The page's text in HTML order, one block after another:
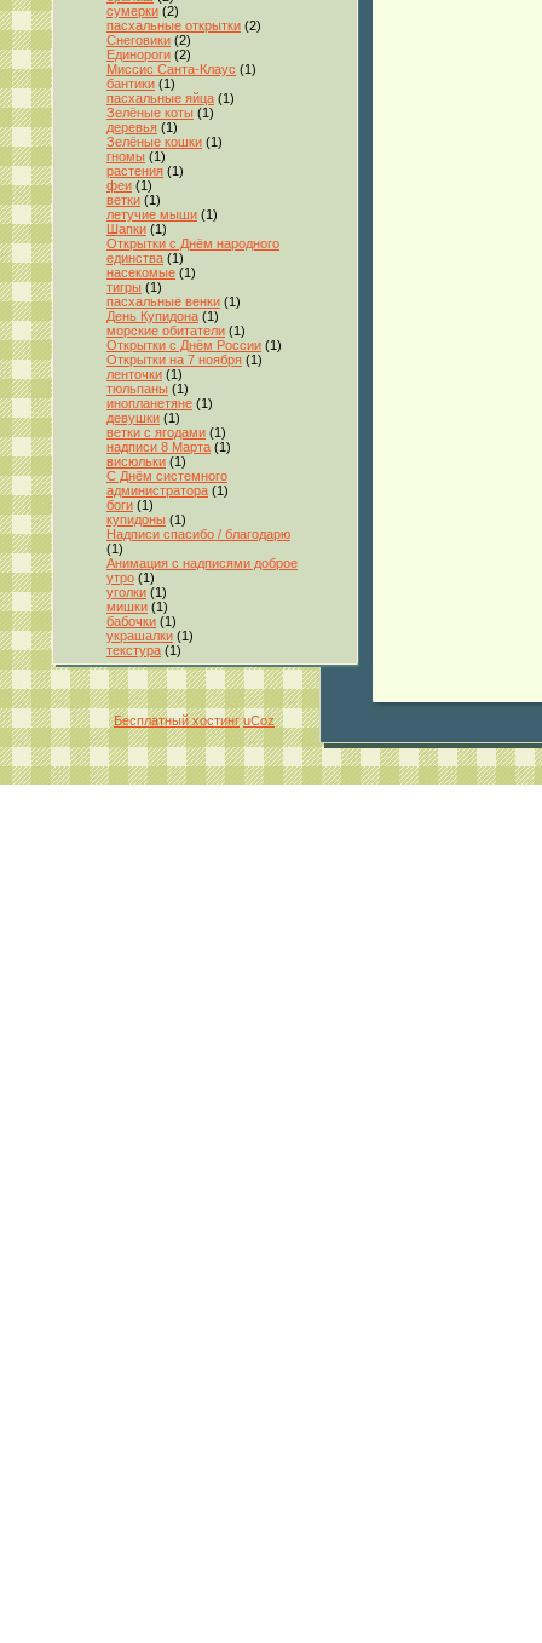
сумерки (2)
пасхальные открытки (2)
Снеговики (2)
Единороги (2)
Миссис Санта-Клаус (1)
бантики (1)
пасхальные яйца (1)
Зелёные коты (1)
деревья (1)
Зелёные кошки (1)
гномы (1)
растения (1)
феи (1)
ветки (1)
летучие мыши (1)
Шапки (1)
Открытки с Днём народного
единства (1)
насекомые (1)
тигры (1)
пасхальные венки (1)
День Купидона (1)
морские обитатели (1)
Открытки с Днём России (1)
Открытки на 7 ноября (1)
ленточки (1)
тюльпаны (1)
инопланетяне (1)
девушки (1)
ветки с ягодами (1)
надписи 8 Марта (1)
висюльки (1)
С Днём системного
администратора (1)
боги (1)
купидоны (1)
Надписи спасибо / благодарю
(1)
Анимация с надписями доброе
утро (1)
уголки (1)
мишки (1)
бабочки (1)
украшалки (1)
текстура (1)
Бесплатный хостинг uCoz